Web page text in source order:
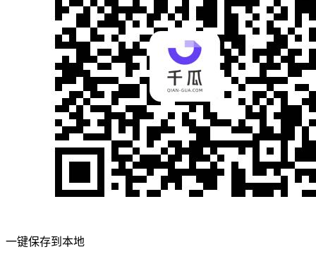
一键保存到本地